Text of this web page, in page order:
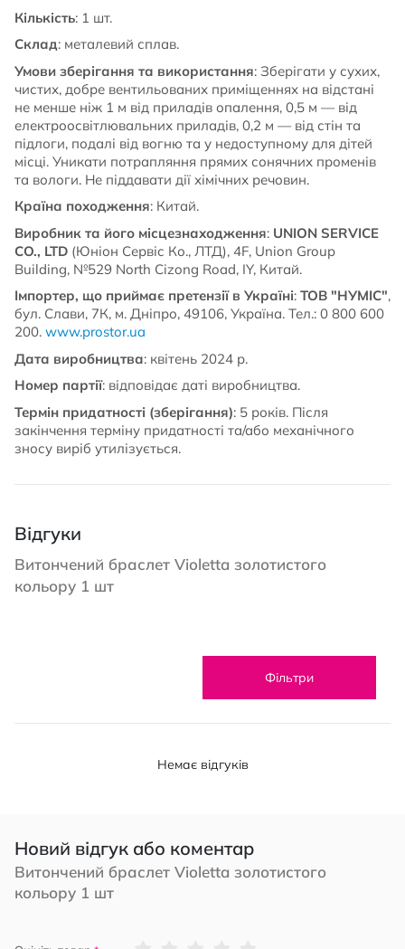
Кількість: 1 шт.
Склад: металевий сплав.
Умови зберігання та використання: Зберігати у сухих,
чистих, добре вентильованих приміщеннях на відстані
не менше ніж 1 м від приладів опалення, 0,5 м — від
електроосвітлювальних приладів, 0,2 м — від стін та
підлоги, подалі від вогню та у недоступному для дітей
місці. Уникати потрапляння прямих сонячних променів
та вологи. Не піддавати дії хімічних речовин.
Країна походження: Китай.
Виробник та його місцезнаходження: UNION SERVICE
CO., LTD (Юніон Сервіс Ко., ЛТД), 4F, Union Group
Building, №529 North Cizong Road, IY, Китай.
Імпортер, що приймає претензії в Україні: ТОВ "НУМІС",
бул. Слави, 7К, м. Дніпро, 49106, Україна. Тел.: 0 800 600
200. www.prostor.ua
Дата виробництва: квітень 2024 р.
Номер партії: відповідає даті виробництва.
Термін придатності (зберігання): 5 років. Після
закінчення терміну придатності та/або механічного
зносу виріб утилізується.
Відгуки
Витончений браслет Violetta золотистого
кольору 1 шт
Фільтри
Немає відгуків
Новий відгук або коментар
Витончений браслет Violetta золотистого
кольору 1 шт